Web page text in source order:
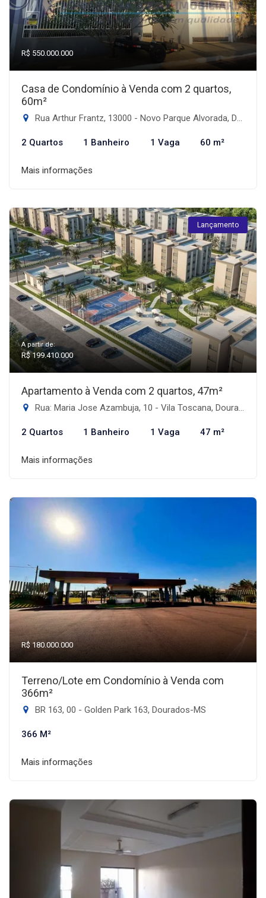
R$ 550.000.000
Casa de Condomínio à Venda com 2 quartos,
60m²
Rua Arthur Frantz, 13000 - Novo Parque Alvorada, Dourados-MS
2 Quartos 1 Banheiro 1 Vaga 60 m²
Mais informações
Lançamento
A partir de:
R$ 199.410.000
Apartamento à Venda com 2 quartos, 47m²
Rua: Maria Jose Azambuja, 10 - Vila Toscana, Dourados-MS
2 Quartos 1 Banheiro 1 Vaga 47 m²
Mais informações
R$ 180.000.000
Terreno/Lote em Condomínio à Venda com
366m²
BR 163, 00 - Golden Park 163, Dourados-MS
366 M²
Mais informações